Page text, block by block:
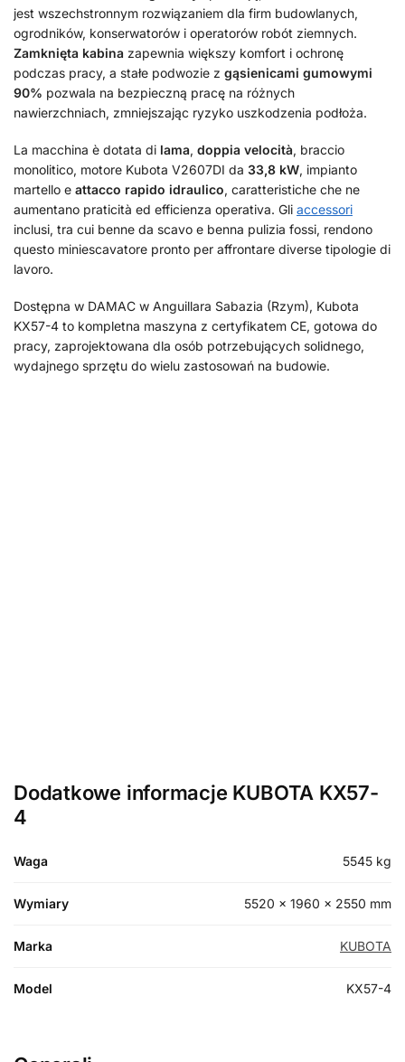
jest wszechstronnym rozwiązaniem dla firm budowlanych,
ogrodników, konserwatorów i operatorów robót ziemnych.
Zamknięta kabina zapewnia większy komfort i ochronę
podczas pracy, a stałe podwozie z gąsienicami gumowymi
90% pozwala na bezpieczną pracę na różnych
nawierzchniach, zmniejszając ryzyko uszkodzenia podłoża.
La macchina è dotata di lama, doppia velocità, braccio
monolitico, motore Kubota V2607DI da 33,8 kW, impianto
martello e attacco rapido idraulico, caratteristiche che ne
aumentano praticità ed efficienza operativa. Gli accessori
inclusi, tra cui benne da scavo e benna pulizia fossi, rendono
questo miniescavatore pronto per affrontare diverse tipologie di
lavoro.
Dostępna w DAMAC w Anguillara Sabazia (Rzym), Kubota
KX57-4 to kompletna maszyna z certyfikatem CE, gotowa do
pracy, zaprojektowana dla osób potrzebujących solidnego,
wydajnego sprzętu do wielu zastosowań na budowie.
Dodatkowe informacje KUBOTA KX57-
4
Waga 5545 kg
Wymiary 5520 × 1960 × 2550 mm
Marka KUBOTA
Model KX57-4